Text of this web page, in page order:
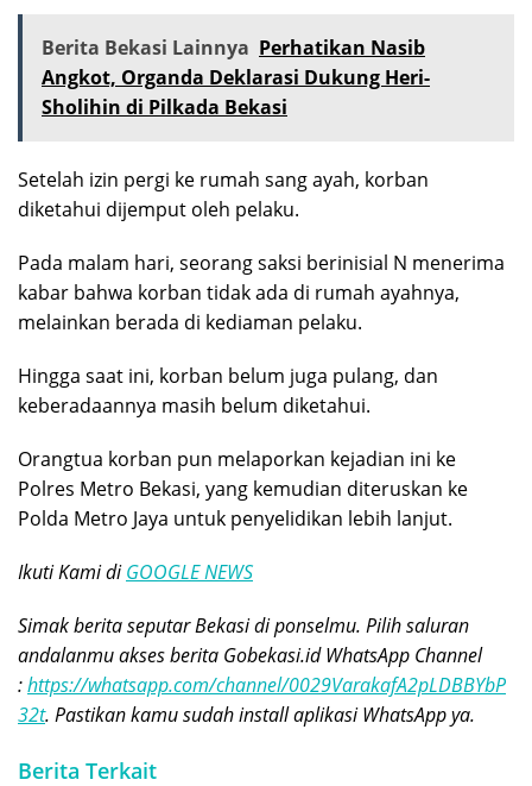
Berita Bekasi Lainnya Perhatikan Nasib
Angkot, Organda Deklarasi Dukung Heri-
Sholihin di Pilkada Bekasi
Setelah izin pergi ke rumah sang ayah, korban
diketahui dijemput oleh pelaku.
Pada malam hari, seorang saksi berinisial N menerima
kabar bahwa korban tidak ada di rumah ayahnya,
melainkan berada di kediaman pelaku.
Hingga saat ini, korban belum juga pulang, dan
keberadaannya masih belum diketahui.
Orangtua korban pun melaporkan kejadian ini ke
Polres Metro Bekasi, yang kemudian diteruskan ke
Polda Metro Jaya untuk penyelidikan lebih lanjut.
Ikuti Kami diGOOGLE NEWS
Simak berita seputar Bekasi di ponselmu. Pilih saluran
andalanmu akses berita Gobekasi.id WhatsApp Channel
:https://whatsapp.com/channel/0029VarakafA2pLDBBYbP
32t. Pastikan kamu sudah install aplikasi WhatsApp ya.
Berita Terkait